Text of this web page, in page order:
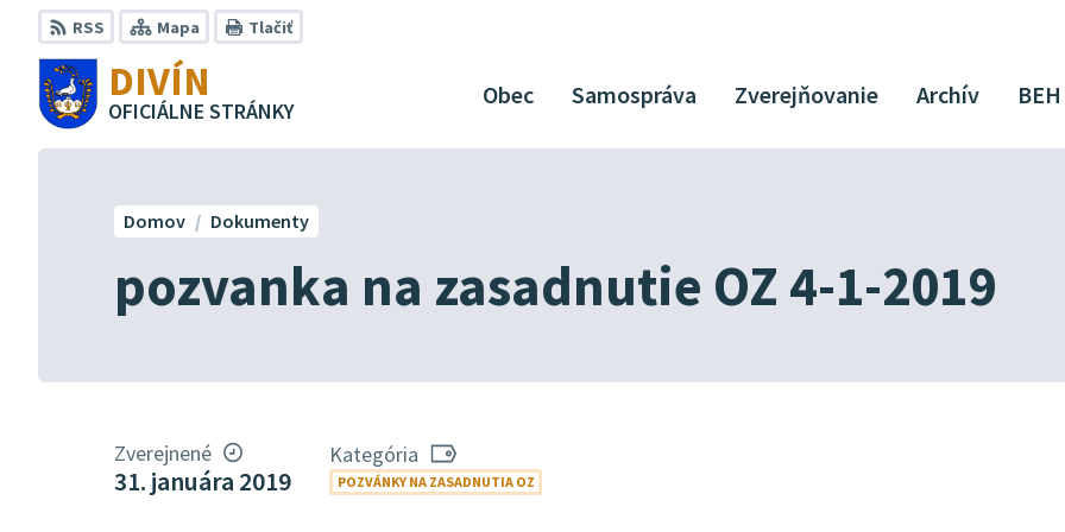
Preskočiť
na
obsah
RSS Mapa Tlačiť
DIVÍN
OFICIÁLNE STRÁNKY
Obec Samospráva Zverejňovanie Archív BEH
pozvanka na zasadnutie OZ 4-1-2019
Domov Dokumenty
Zverejnené
31. januára 2019
Kategória
POZVÁNKY NA ZASADNUTIA OZ